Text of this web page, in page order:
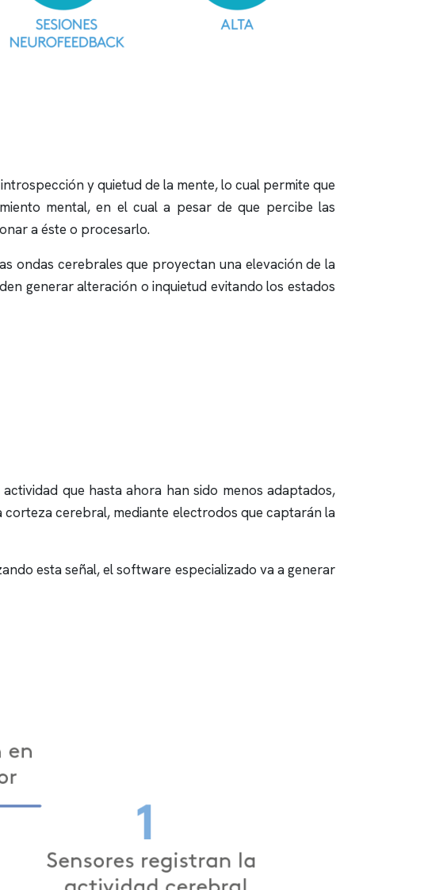
y quietud de la mente, lo cual permite que
mental, en el cual a pesar de que percibe las
a éste o procesarlo.
ondas cerebrales que proyectan una elevación de la
generar alteración o inquietud evitando los estados
que hasta ahora han sido menos adaptados,
corteza cerebral, mediante electrodos que captarán la
esta señal, el software especializado va a generar